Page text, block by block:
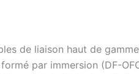
de liaison haut de
par immersion (DF-